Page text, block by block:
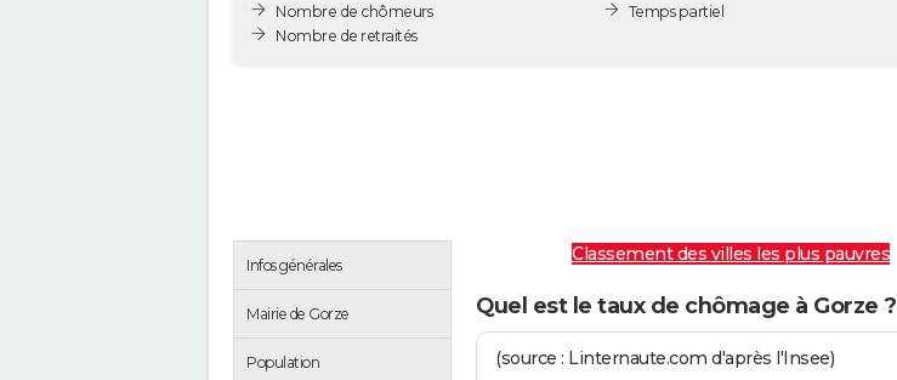
Nombre de chômeurs
Nombre de retraités
Temps partiel
Infos générales
Mairie de Gorze
Population
Classement des villes les plus pauvres
Quel est le taux de chômage à Gorze ?
(source : Linternaute.com d'après l'Insee)